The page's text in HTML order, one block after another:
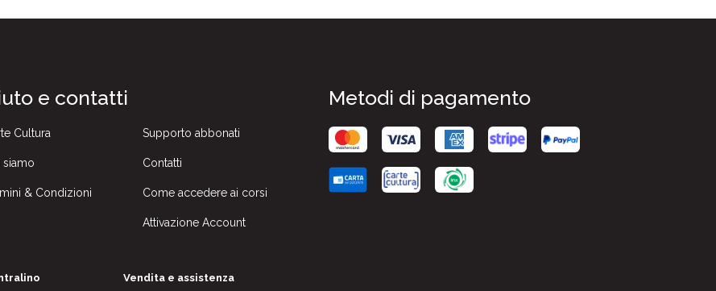
e contatti
Cultura
siamo
& Condizioni
Supporto abbonati
Contatti
Come accedere ai corsi
Attivazione Account
Vendita e assistenza
Metodi di pagamento